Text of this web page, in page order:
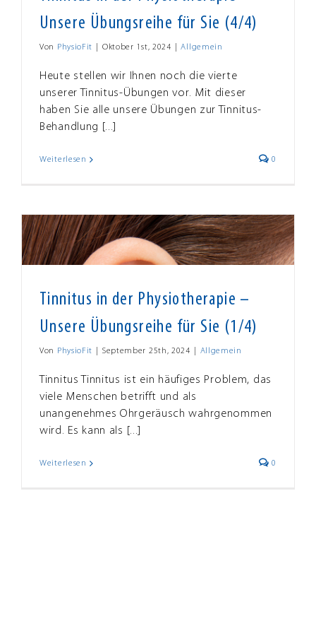
Unsere Übungsreihe für Sie (4/4)
Von PhysioFit Oktober 1st, 2024 Allgemein
Heute stellen wir Ihnen noch die vierte
unserer Tinnitus-Übungen vor. Mit dieser
haben Sie alle unsere Übungen zur Tinnitus-
Behandlung [...]
Weiterlesen 0
Tinnitus in der Physiotherapie –
Unsere Übungsreihe für Sie (1/4)
Von PhysioFit September 25th, 2024 Allgemein
Tinnitus Tinnitus ist ein häufiges Problem, das
viele Menschen betrifft und als
unangenehmes Ohrgeräusch wahrgenommen
wird. Es kann als [...]
Weiterlesen 0